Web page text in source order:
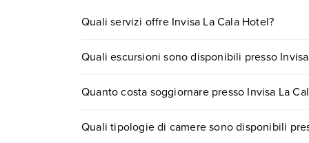
Quali servizi offre Invisa La Cala Hotel?
Scopri tutti i dettagli nel paragrafo dedicato "
Quali escursioni sono disponibili presso
0721.17231 oprenotando un appuntamento.
Quanto costa soggiornare presso Invisa La
quando partire.
Quali tipologie di camere sono disponibili